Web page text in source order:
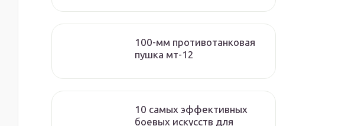
100-мм противотанковая
пушка мт-12
10 самых эффективных
боевых искусств для